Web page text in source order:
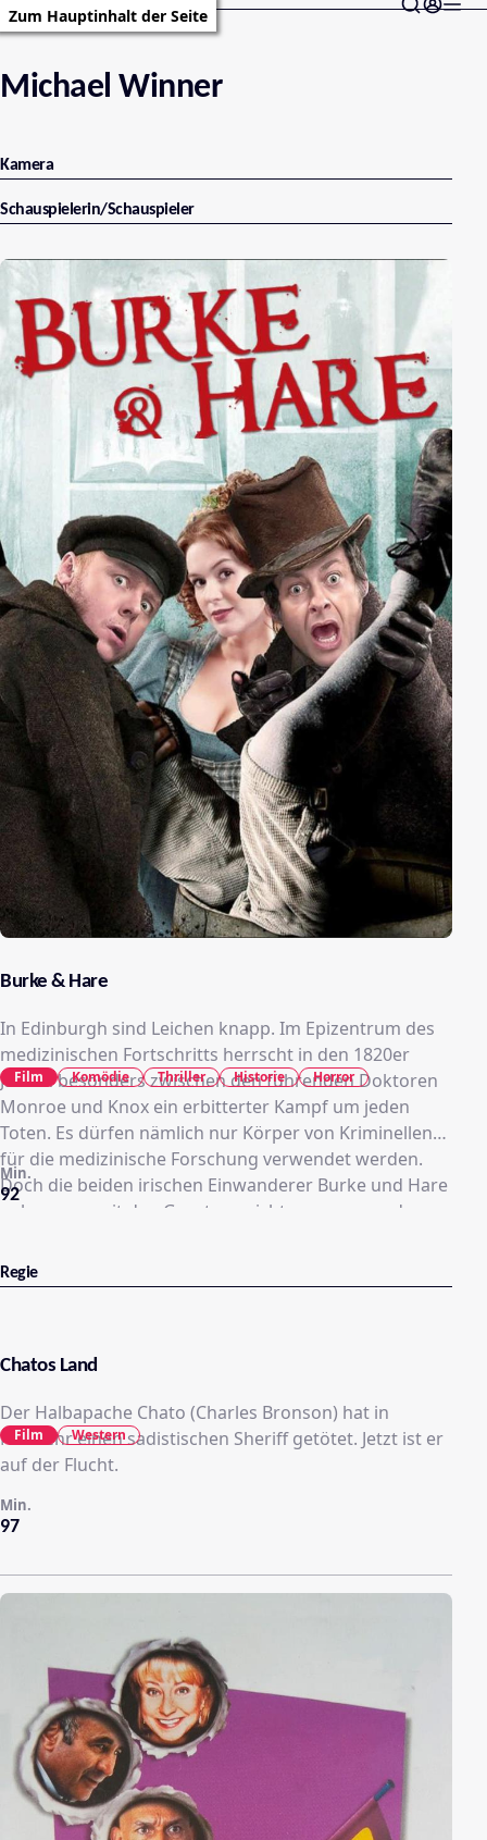
Zum Hauptinhalt der Seite
Michael Winner
Kamera
Schauspielerin/Schauspieler
Burke & Hare
In Edinburgh sind Leichen knapp. Im Epizentrum des
medizinischen Fortschritts herrscht in den 1820er
Jahren besonders zwischen den führenden Doktoren
Monroe und Knox ein erbitterter Kampf um jeden
Toten. Es dürfen nämlich nur Körper von Kriminellen
für die medizinische Forschung verwendet werden.
Doch die beiden irischen Einwanderer Burke und Hare
nehmen es mit den Gesetzen nicht so genau und
gutes Geschäft und die Doktoren fragen nicht weiter
nach. Doch der Bedarf ist immer noch nicht gedeckt.
kann man doch nachhelfen. Ein legendäres Serien-
92
Min.
Film Komödie Thriller Historie Horror
Regie
Chatos Land
Der Halbapache Chato (Charles Bronson) hat in
Notwehr einen sadistischen Sheriff getötet. Jetzt ist er
auf der Flucht.
97
Min.
Film Western